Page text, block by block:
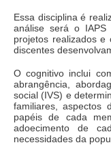
Essa disciplina é
análise será o
projetos realizados
discentes
O cognitivo inclui
abrangência,
social (IVS) e
familiares, aspectos
papéis de cada
adoecimento de
necessidades da